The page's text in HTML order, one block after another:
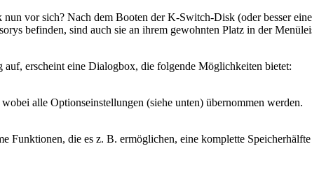
nun vor sich? Nach dem Booten der K-Switch-Disk (oder besser
befinden, sind auch sie an ihrem gewohnten Platz in der
erscheint eine Dialogbox, die folgende Möglichkeiten bietet:
alle Optionseinstellungen (siehe unten) übernommen werden.
Funktionen, die es z. B. ermöglichen, eine komplette